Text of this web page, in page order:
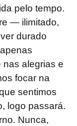
pelo tempo.
— ilimitado,
durado
nas alegrias e
focar na
sentimos
logo passará.
Nunca,